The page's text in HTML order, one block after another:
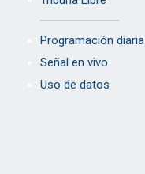
Programación diaria
Señal en vivo
Uso de datos